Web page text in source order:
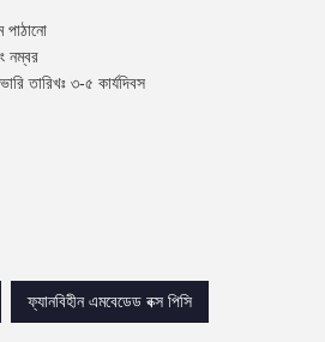
পাঠানো
নম্বর
তারিখঃ ৩-৫ কার্যদিবস
ফ্যানবিহীন এমবেডেড বক্স পিসি